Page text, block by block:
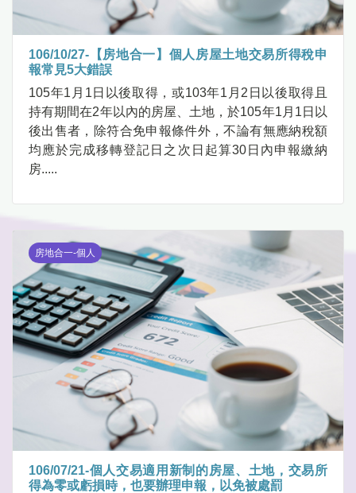
106/10/27-【房地合一】個人房屋土地交易所得稅申
報常見5大錯誤
105年1月1日以後取得，或103年1月2日以後取得且
持有期間在2年以內的房屋、土地，於105年1月1日以
後出售者，除符合免申報條件外，不論有無應納稅額
均應於完成移轉登記日之次日起算30日內申報繳納
房.....
房地合一-個人
106/07/21-個人交易適用新制的房屋、土地，交易所
得為零或虧損時，也要辦理申報，以免被處罰